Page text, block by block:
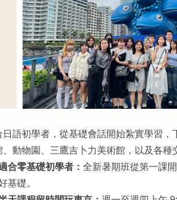
日語初學者，從基礎會話開始紮實學習
、動物園、三鷹吉卜力美術館，以及各種
合零基礎初學者： 全新暑期班從第一課
基礎。